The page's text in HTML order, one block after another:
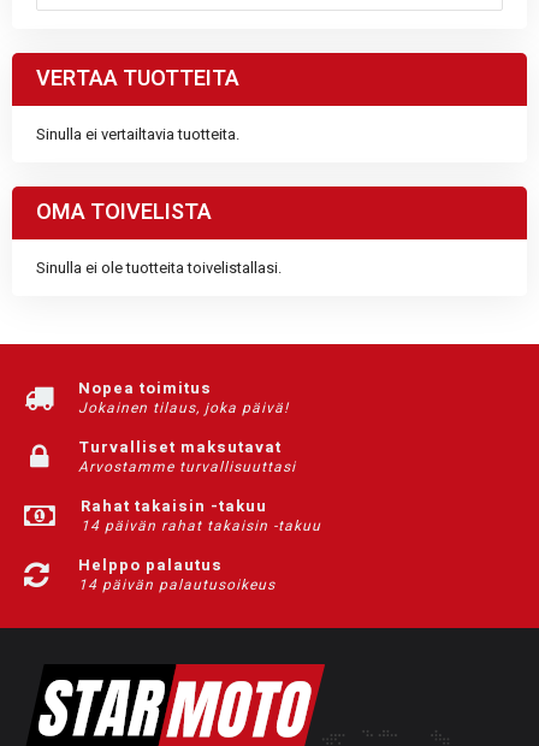
VERTAA TUOTTEITA
Sinulla ei vertailtavia tuotteita.
OMA TOIVELISTA
Sinulla ei ole tuotteita toivelistallasi.
Nopea toimitus
Jokainen tilaus, joka päivä!
Turvalliset maksutavat
Arvostamme turvallisuuttasi
Rahat takaisin -takuu
14 päivän rahat takaisin -takuu
Helppo palautus
14 päivän palautusoikeus